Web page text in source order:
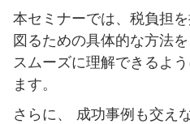
本セミナーでは、税負担
図るための具体的な方法
スムーズに理解できるよ
ます。
さらに、 成功事例も交え